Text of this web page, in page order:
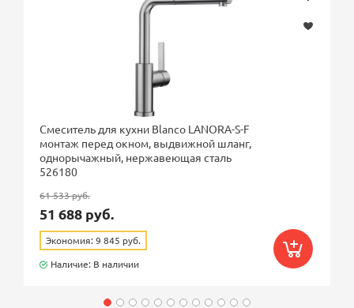
Смеситель для кухни Blanco LANORA-S-F
монтаж перед окном, выдвижной шланг,
однорычажный, нержавеющая сталь
526180
61 533 руб.
51 688 руб.
Экономия: 9 845 руб.
Наличие: В наличии